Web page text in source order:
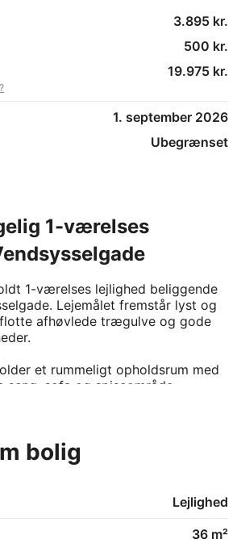
3.895 kr.
500 kr.
19.975 kr.
1. september 2026
Ubegrænset
1-værelses
1-værelses lejlighed beliggende
Lejemålet fremstår lyst og
afhøvlede trægulve og gode
et rummeligt opholdsrum med
sofa og spiseområde.
til dig, som ønsker en central bolig
i Vendsysselgade
bolig
Lejlighed
36 m²